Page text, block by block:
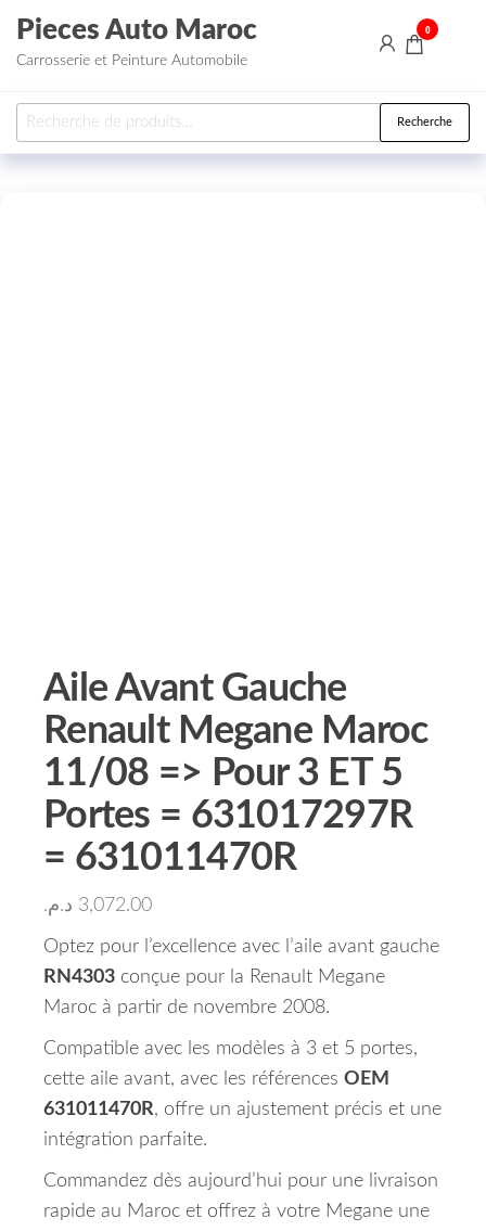
Aller au contenu
Pieces Auto Maroc
Carrosserie et Peinture Automobile
0
Recherche pour : Recherche
Aile Avant Gauche
Renault Megane Maroc
11/08 => Pour 3 ET 5
Portes = 631017297R
= 631011470R
3,072.00 د.م.
Optez pour l’excellence avec l’aile avant gauche
RN4303 conçue pour la Renault Megane
Maroc à partir de novembre 2008.
Compatible avec les modèles à 3 et 5 portes,
cette aile avant, avec les références OEM
631011470R, offre un ajustement précis et une
intégration parfaite.
Commandez dès aujourd’hui pour une livraison
rapide au Maroc et offrez à votre Megane une